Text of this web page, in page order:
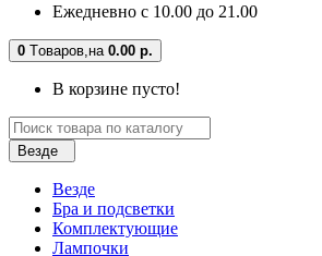
Ежедневно с 10.00 до 21.00
0 Tоваров,на 0.00 р.
В корзине пусто!
Везде
Везде
Бра и подсветки
Комплектующие
Лампочки